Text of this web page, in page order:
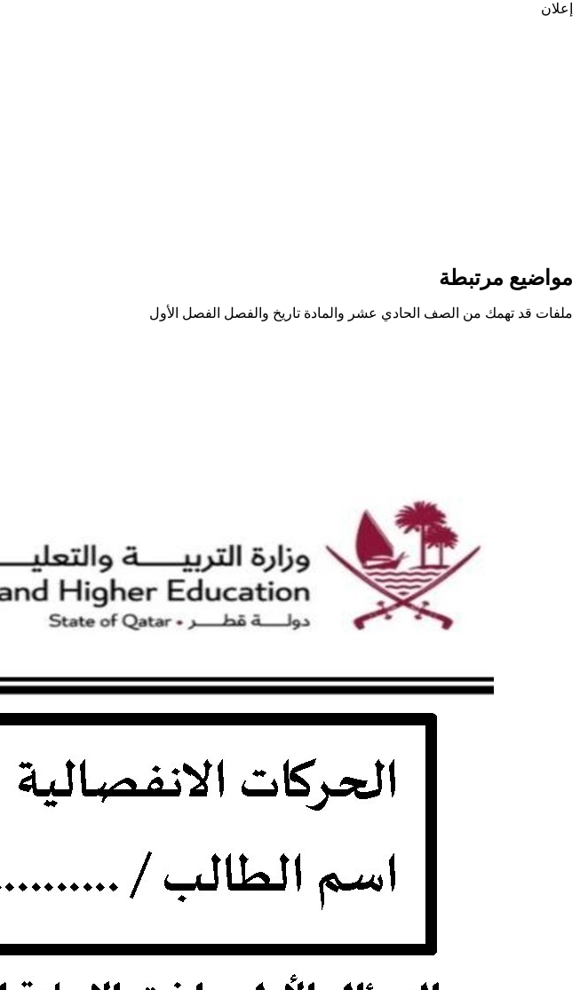
إعلان
مواضيع مرتبطة
ملفات قد تهمك من الصف الحادي عشر والمادة تاريخ والفصل الفصل الأول